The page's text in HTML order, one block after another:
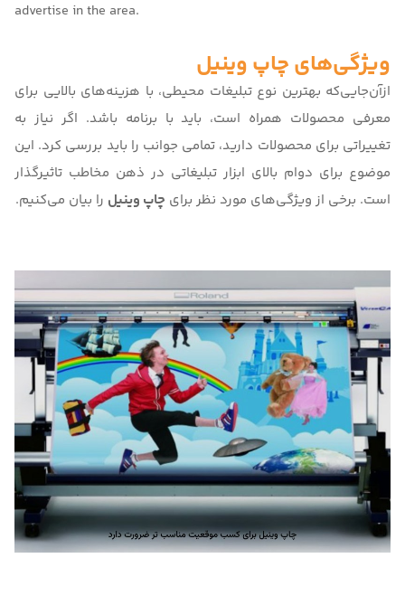
advertise in the area.
ویژگی‌های چاپ وینیل
ازآن‌جایی‌که بهترین نوع تبلیغات محیطی، با هزینه‌های بالایی برای
معرفی محصولات همراه است، باید با برنامه باشد. اگر نیاز به
تغییراتی برای محصولات دارید، تمامی جوانب را باید بررسی کرد. این
موضوع برای دوام بالای ابزار تبلیغاتی در ذهن مخاطب تاثیرگذار
است. برخی از ویژگی‌های مورد نظر برای چاپ وینیل را بیان می‌کنیم.